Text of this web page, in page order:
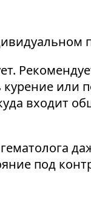
или
входит
под